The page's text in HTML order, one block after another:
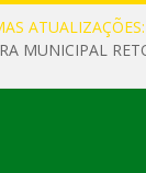
ATUALIZAÇÕES: